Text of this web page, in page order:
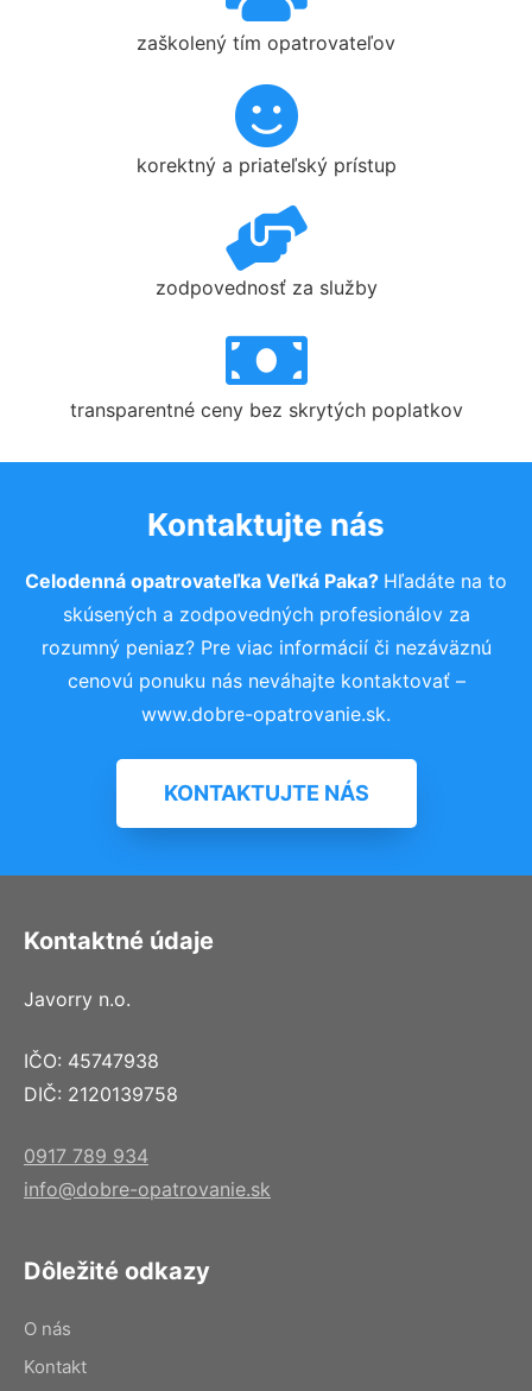
zaškolený tím opatrovateľov
korektný a priateľský prístup
zodpovednosť za služby
transparentné ceny bez skrytých poplatkov
Kontaktujte nás
Celodenná opatrovateľka Veľká Paka? Hľadáte na to
skúsených a zodpovedných profesionálov za
rozumný peniaz? Pre viac informácií či nezáväznú
cenovú ponuku nás neváhajte kontaktovať –
www.dobre-opatrovanie.sk.
KONTAKTUJTE NÁS
Kontaktné údaje
Javorry n.o.
IČO: 45747938
DIČ: 2120139758
0917 789 934
info@dobre-opatrovanie.sk
Dôležité odkazy
O nás
Kontakt